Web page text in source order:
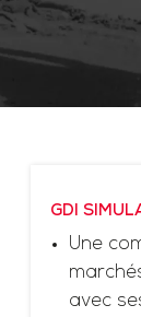
GDI
Une
avec